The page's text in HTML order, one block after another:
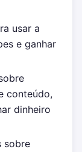
usar a
e ganhar
conteúdo,
dinheiro
sobre